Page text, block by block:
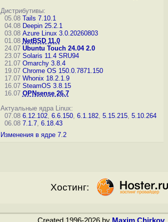
Дистрибутивы:
05.08 Tails 7.10.1
04.08 Deepin 25.2.1
03.08 Azure Linux 3.0.20260803
01.08 NetBSD 11.0
24.07 Ubuntu Touch 24.04 2.0
23.07 Solaris 11.4 SRU94
21.07 Omarchy 3.8.4
19.07 Chrome OS 150.0.7871.150
17.07 Whonix 18.2.1.9
16.07 SteamOS 3.8.15
16.07 OPNsense 26.7
Актуальные ядра Linux:
07.08 6.12.102, 6.6.150, 6.1.182, 5.15.215, 5.10.264
06.08 7.1.7, 6.18.43
Изменения в ядре 7.2
Хостинг: